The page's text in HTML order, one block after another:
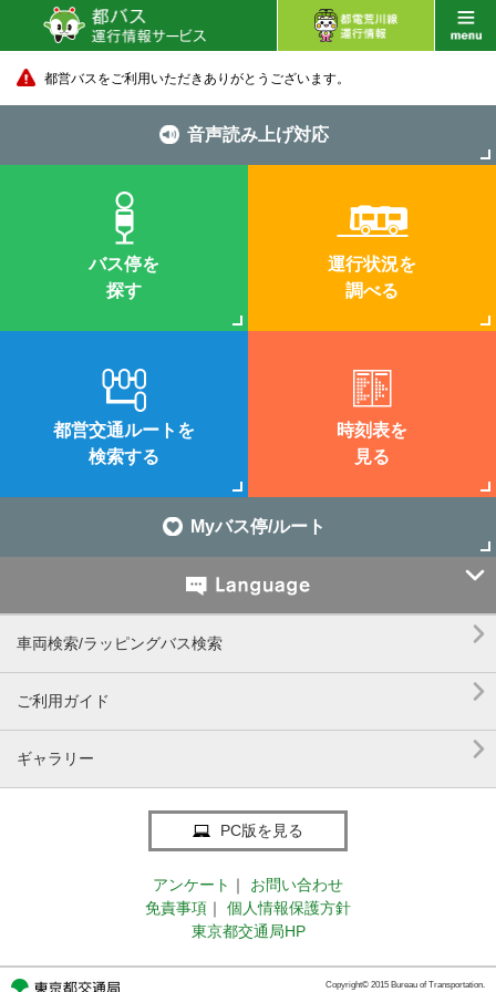
都営バスをご利用いただきありがとうございます。
音声読み上げ対応
バス停を
探す
運行状況を
調べる
都営交通ルートを
検索する
時刻表を
見る
Myバス停/ルート

車両検索/ラッピングバス検索 
ご利用ガイド 
ギャラリー 
PC版を見る
アンケート ｜
お問い合わせ
免責事項 ｜
個人情報保護方針
東京都交通局HP
Copyright© 2015 Bureau of Transportation.